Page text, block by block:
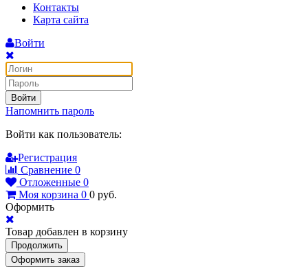
Контакты
Карта сайта
Войти
Войти
Напомнить пароль
Войти как пользователь:
Регистрация
Сравнение 0
Отложенные 0
Моя корзина 0 0 руб.
Оформить
Товар добавлен в корзину
Продолжить
Оформить заказ